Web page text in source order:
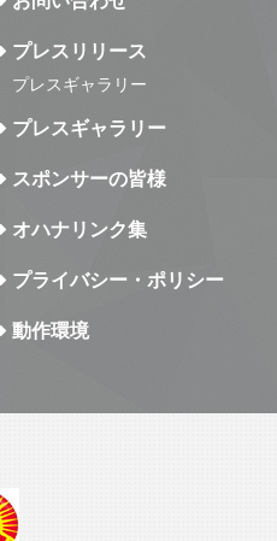
プレスリリース
プレスギャラリー
プレスギャラリー
スポンサーの皆様
オハナリンク集
プライバシー・ポリシー
動作環境